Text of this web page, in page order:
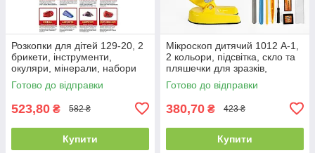
Розкопки для дітей 129-20, 2
брикети, інструменти,
окуляри, мінерали, набори
для дитячої творчості
Готово до відправки
523,80 ₴ 582 ₴
Купити
Мікроскоп дитячий 1012 A-1,
2 кольори, підсвітка, скло та
пляшечки для зразків,
інструменти, інструменти
Готово до відправки
380,70 ₴ 423 ₴
Купити